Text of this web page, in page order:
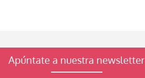
Apúntate a nuestra newsletter